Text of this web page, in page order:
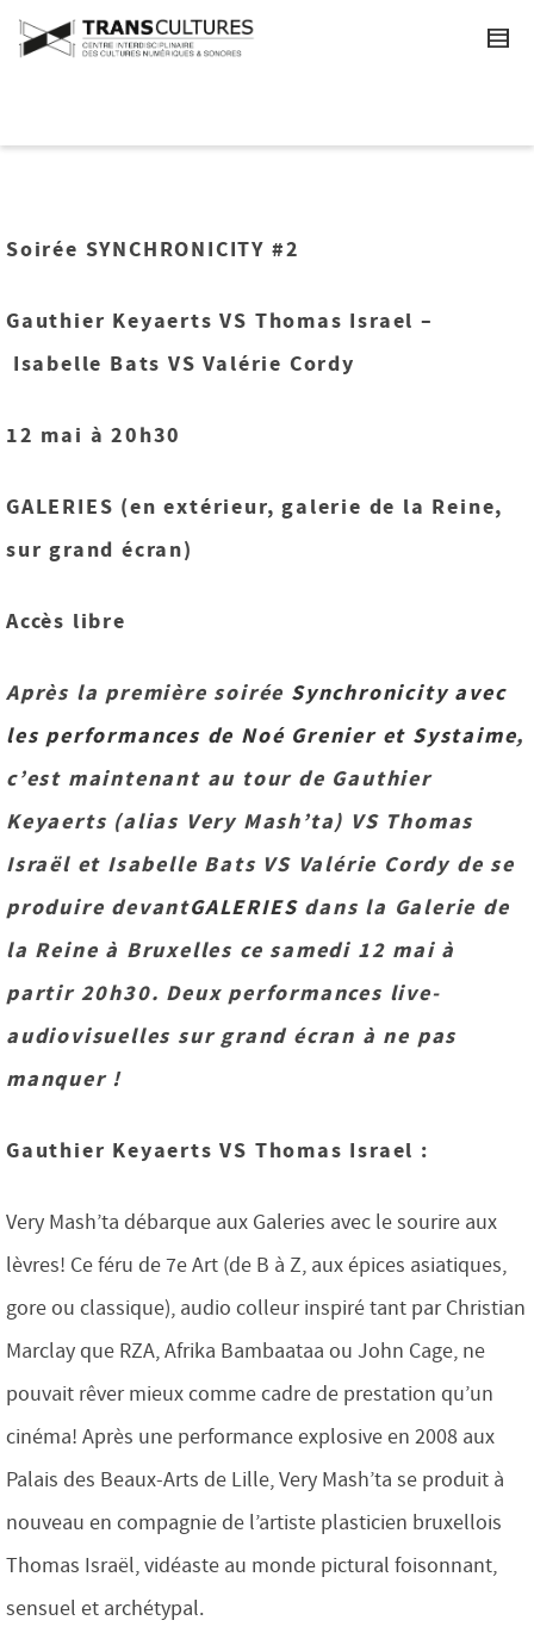
Soirée SYNCHRONICITY #2
Gauthier Keyaerts VS Thomas Israel –
Isabelle Bats VS Valérie Cordy
12 mai à 20h30
GALERIES (en extérieur, galerie de la Reine,
sur grand écran)
Accès libre
Après la première soirée Synchronicity avec
les performances de Noé Grenier et Systaime,
c’est maintenant au tour de Gauthier
Keyaerts (alias Very Mash’ta) VS Thomas
Israël et Isabelle Bats VS Valérie Cordy de se
produire devantGALERIESdans la Galerie de
la Reine à Bruxelles ce samedi 12 mai à
partir 20h30. Deux performances live-
audiovisuelles sur grand écran à ne pas
manquer !
Gauthier Keyaerts VS Thomas Israel :
Very Mash’ta débarque aux Galeries avec le sourire aux
lèvres! Ce féru de 7e Art (de B à Z, aux épices asiatiques,
gore ou classique), audio colleur inspiré tant par Christian
Marclay que RZA, Afrika Bambaataa ou John Cage, ne
pouvait rêver mieux comme cadre de prestation qu’un
cinéma! Après une performance explosive en 2008 aux
Palais des Beaux-Arts de Lille, Very Mash’ta se produit à
nouveau en compagnie de l’artiste plasticien bruxellois
Thomas Israël, vidéaste au monde pictural foisonnant,
sensuel et archétypal.